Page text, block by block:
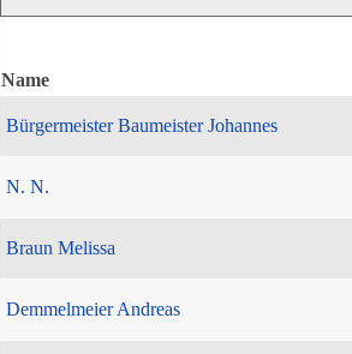
Name
Bürgermeister Baumeister Johannes
N. N.
Braun Melissa
Demmelmeier Andreas